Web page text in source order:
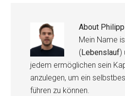
About
Mein Name
(Lebenslauf)
jedem ermöglichen sein
anzulegen, um ein
führen zu können.